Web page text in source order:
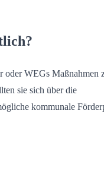
oder WEGs Maßnahmen
sie sich über die
kommunale